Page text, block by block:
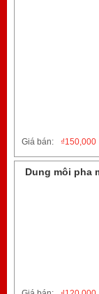
Giá bán: 150,000
₫
Dung môi pha